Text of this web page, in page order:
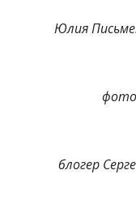
Юлия
блогер